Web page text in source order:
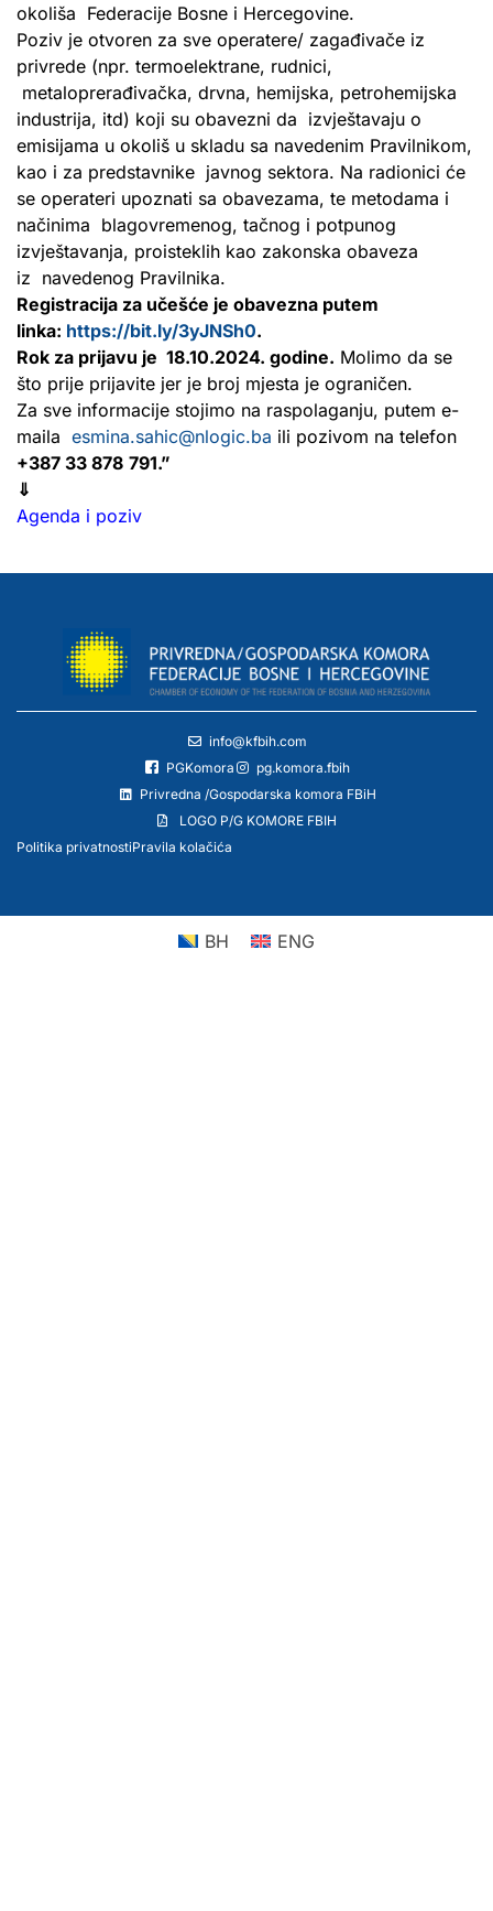
okoliša Federacije Bosne i Hercegovine.
Poziv je otvoren za sve operatere/ zagađivače iz
privrede (npr. termoelektrane, rudnici,
metaloprerađivačka, drvna, hemijska, petrohemijska
industrija, itd) koji su obavezni da izvještavaju o
emisijama u okoliš u skladu sa navedenim Pravilnikom,
kao i za predstavnike javnog sektora. Na radionici će
se operateri upoznati sa obavezama, te metodama i
načinima blagovremenog, tačnog i potpunog
izvještavanja, proisteklih kao zakonska obaveza
iz navedenog Pravilnika.
Registracija za učešće je obavezna putem
linka: https://bit.ly/3yJNSh0.
Rok za prijavu je 18.10.2024. godine. Molimo da se
što prije prijavite jer je broj mjesta je ograničen.
Za sve informacije stojimo na raspolaganju, putem e-
maila esmina.sahic@nlogic.ba ili pozivom na telefon
+387 33 878 791.”
⇓
Agenda i poziv
info@kfbih.com
PGKomora
pg.komora.fbih
Privredna /Gospodarska komora FBiH
LOGO P/G KOMORE FBIH
Politika privatnostiPravila kolačića
BH ENG